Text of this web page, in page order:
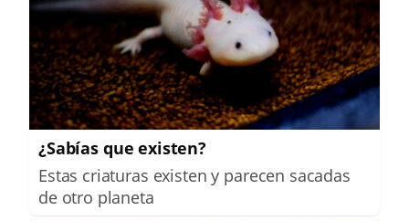
¿Sabías que existen?
Estas criaturas existen y parecen sacadas
de otro planeta